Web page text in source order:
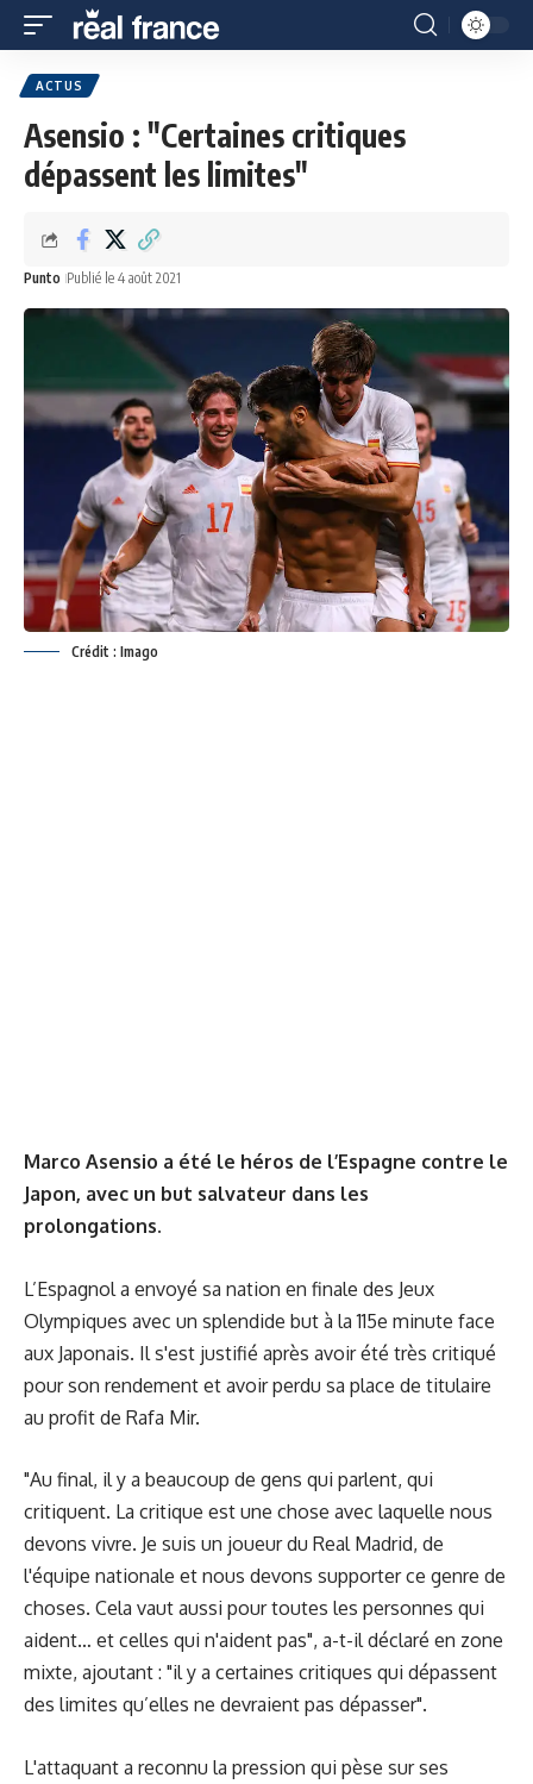
ACTUS
Asensio : "Certaines critiques
dépassent les limites"
Punto Publié le 4 août 2021
Crédit : Imago
Marco Asensio a été le héros de l’Espagne contre le
Japon, avec un but salvateur dans les
prolongations.
L’Espagnol a envoyé sa nation en finale des Jeux
Olympiques avec un splendide but à la 115e minute face
aux Japonais. Il s'est justifié après avoir été très critiqué
pour son rendement et avoir perdu sa place de titulaire
au profit de Rafa Mir.
"Au final, il y a beaucoup de gens qui parlent, qui
critiquent. La critique est une chose avec laquelle nous
devons vivre. Je suis un joueur du Real Madrid, de
l'équipe nationale et nous devons supporter ce genre de
choses. Cela vaut aussi pour toutes les personnes qui
aident… et celles qui n'aident pas", a-t-il déclaré en zone
mixte, ajoutant : "il y a certaines critiques qui dépassent
des limites qu’elles ne devraient pas dépasser".
L'attaquant a reconnu la pression qui pèse sur ses